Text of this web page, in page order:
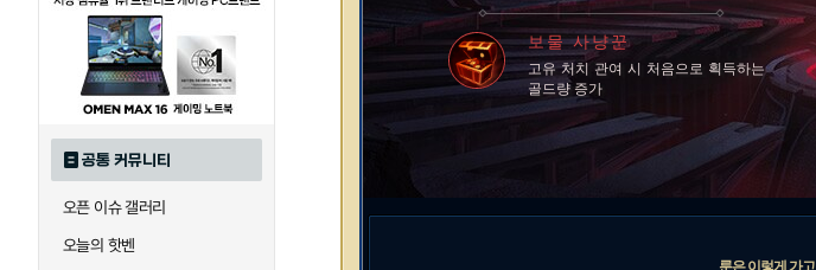
공통 커뮤니티
오픈 이슈 갤러리
오늘의 핫벤
보물 사냥꾼
고유 처치 관여 시 처음으로 획득하는
골드량 증가
룬은 이렇게 가고